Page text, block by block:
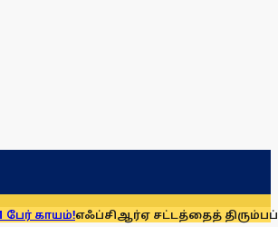
சட்டத்தைத் திரும்பப் பெறுக: